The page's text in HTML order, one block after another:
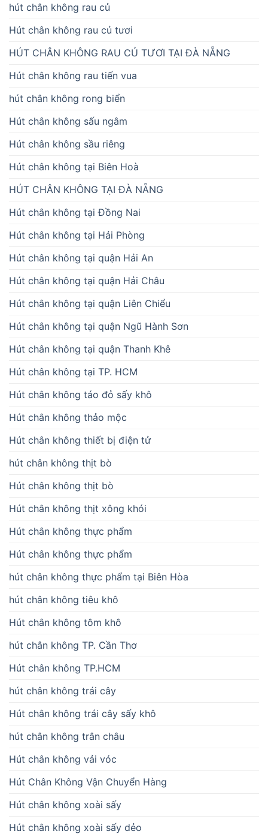
hút chân không rau củ
Hút chân không rau củ tươi
HÚT CHÂN KHÔNG RAU CỦ TƯƠI TẠI ĐÀ NẴNG
Hút chân không rau tiến vua
hút chân không rong biển
Hút chân không sấu ngâm
Hút chân không sầu riêng
Hút chân không tại Biên Hoà
HÚT CHÂN KHÔNG TẠI ĐÀ NẴNG
Hút chân không tại Đồng Nai
Hút chân không tại Hải Phòng
Hút chân không tại quận Hải An
Hút chân không tại quận Hải Châu
Hút chân không tại quận Liên Chiểu
Hút chân không tại quận Ngũ Hành Sơn
Hút chân không tại quận Thanh Khê
Hút chân không tại TP. HCM
Hút chân không táo đỏ sấy khô
Hút chân không thảo mộc
Hút chân không thiết bị điện tử
hút chân không thịt bò
Hút chân không thịt bò
Hút chân không thịt xông khói
Hút chân không thực phẩm
Hút chân không thực phẩm
hút chân không thực phẩm tại Biên Hòa
hút chân không tiêu khô
Hút chân không tôm khô
hút chân không TP. Cần Thơ
Hút chân không TP.HCM
hút chân không trái cây
Hút chân không trái cây sấy khô
hút chân không trân châu
Hút chân không vải vóc
Hút Chân Không Vận Chuyển Hàng
Hút chân không xoài sấy
Hút chân không xoài sấy dẻo